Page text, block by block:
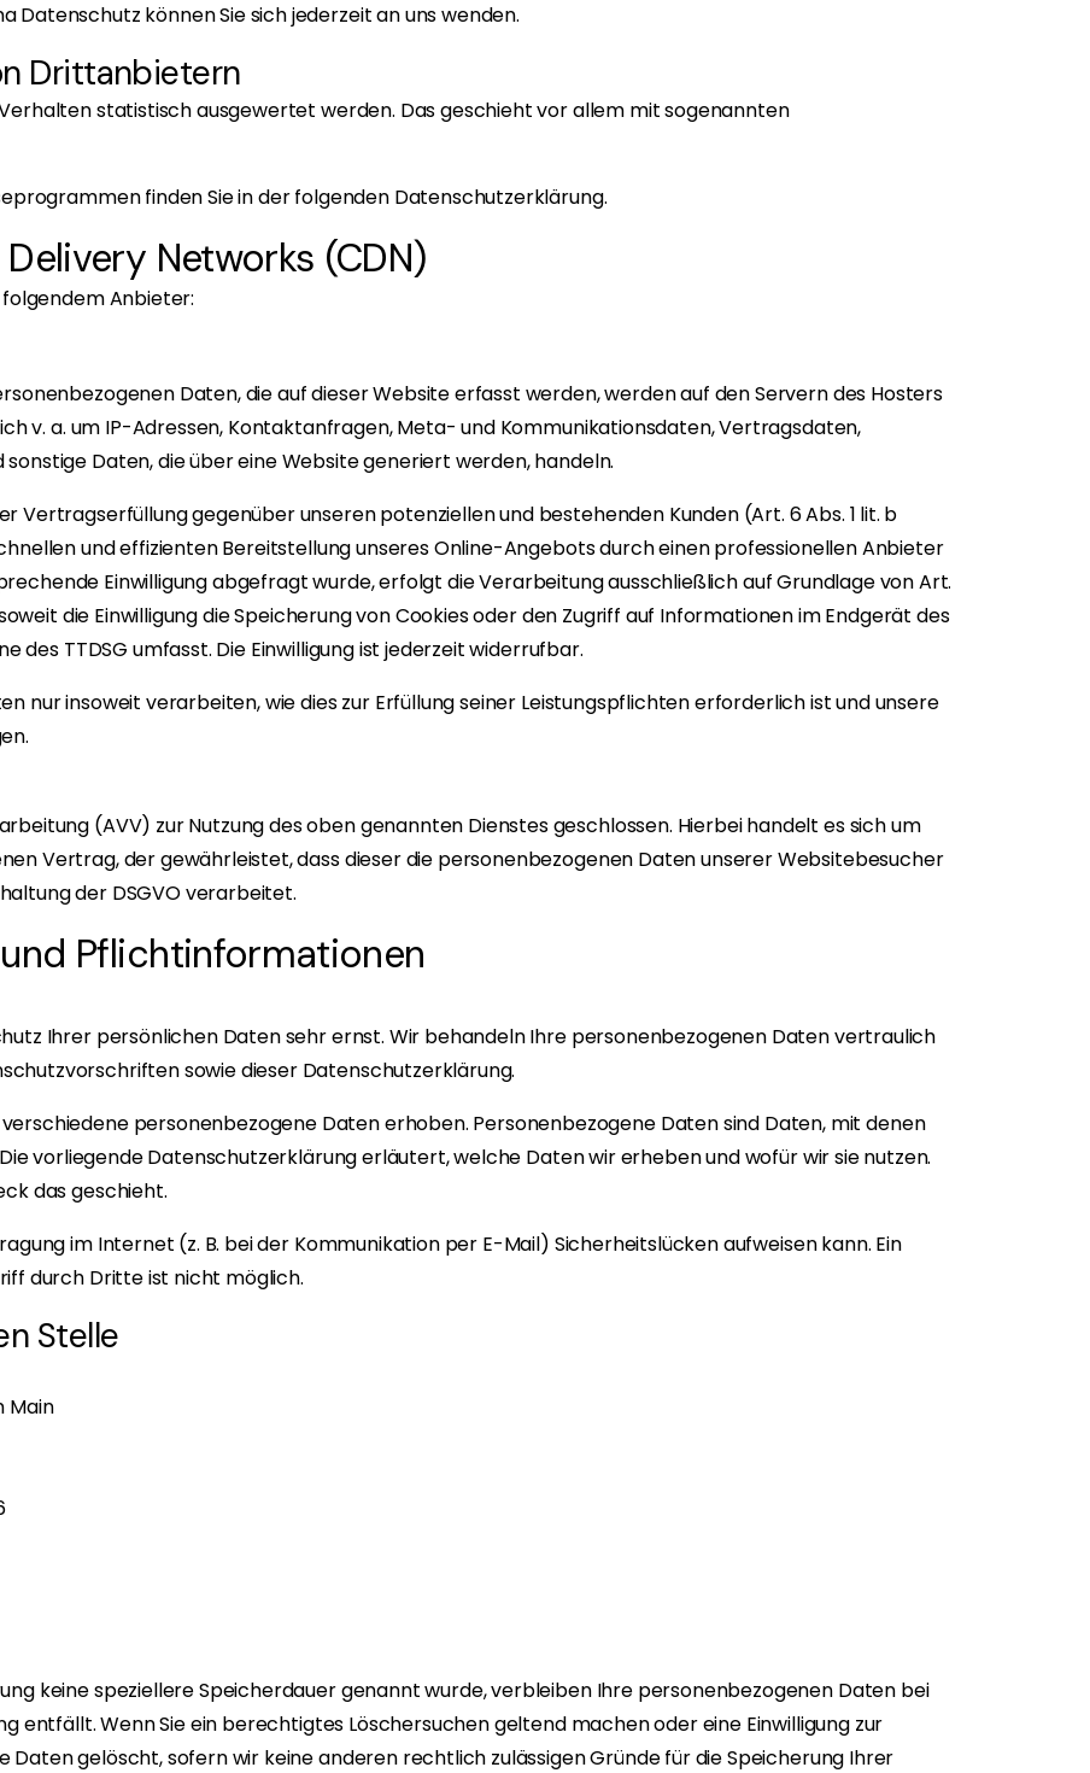
Datenschutz können Sie sich jederzeit an uns wenden.
Dritt­anbietern
statistisch ausgewertet werden. Das geschieht vor allem mit sogenannten
finden Sie in der folgenden Datenschutzerklärung.
Networks (CDN)
Anbieter:
Daten, die auf dieser Website erfasst werden, werden auf den Servern des Hosters
v. a. um IP-Adressen, Kontaktanfragen, Meta- und Kommunikationsdaten, Vertragsdaten,
Daten, die über eine Website generiert werden, handeln.
Vertragserfüllung gegenüber unseren potenziellen und bestehenden Kunden (Art. 6 Abs. 1 lit. b
und effizienten Bereitstellung unseres Online-Angebots durch einen professionellen Anbieter
Einwilligung abgefragt wurde, erfolgt die Verarbeitung ausschließlich auf Grundlage von Art.
soweit die Einwilligung die Speicherung von Cookies oder den Zugriff auf Informationen im Endgerät des
des TTDSG umfasst. Die Einwilligung ist jederzeit widerrufbar.
nur insoweit verarbeiten, wie dies zur Erfüllung seiner Leistungspflichten erforderlich ist und unsere
(AVV) zur Nutzung des oben genannten Dienstes geschlossen. Hierbei handelt es sich um
Vertrag, der gewährleistet, dass dieser die personenbezogenen Daten unserer Websitebesucher
der DSGVO verarbeitet.
Pflicht­informationen
Ihrer persönlichen Daten sehr ernst. Wir behandeln Ihre personenbezogenen Daten vertraulich
sowie dieser Datenschutzerklärung.
personenbezogene Daten erhoben. Personenbezogene Daten sind Daten, mit denen
vorliegende Datenschutzerklärung erläutert, welche Daten wir erheben und wofür wir sie nutzen.
das geschieht.
im Internet (z. B. bei der Kommunikation per E-Mail) Sicherheitslücken aufweisen kann. Ein
durch Dritte ist nicht möglich.
Stelle
Main
keine speziellere Speicherdauer genannt wurde, verbleiben Ihre personenbezogenen Daten bei
entfällt. Wenn Sie ein berechtigtes Löschersuchen geltend machen oder eine Einwilligung zur
gelöscht, sofern wir keine anderen rechtlich zulässigen Gründe für die Speicherung Ihrer